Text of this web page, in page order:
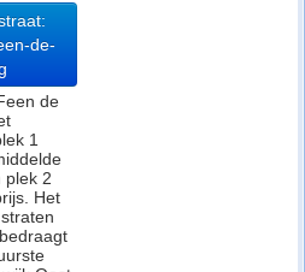
de-
de
1
plek 2
Het